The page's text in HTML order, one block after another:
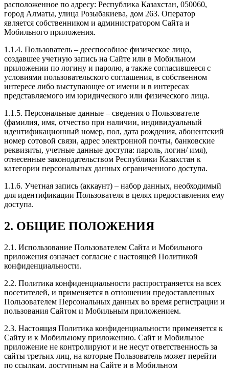
расположенное по адресу: Республика Казахстан, 050060,
город Алматы, улица Розыбакиева, дом 263. Оператор
является собственником и администратором Сайта и
Мобильного приложения.
1.1.4. Пользователь – дееспособное физическое лицо,
создавшее учетную запись на Сайте или в Мобильном
приложении по логину и паролю, а также согласившееся с
условиями пользовательского соглашения, в собственном
интересе либо выступающее от имени и в интересах
представляемого им юридического или физического лица.
1.1.5. Персональные данные – сведения о Пользователе
(фамилия, имя, отчество при наличии, индивидуальный
идентификационный номер, пол, дата рождения, абонентский
номер сотовой связи, адрес электронной почты, банковские
реквизиты, учетные данные доступа: пароль, логин/ имя),
отнесенные законодательством Республики Казахстан к
категории персональных данных ограниченного доступа.
1.1.6. Учетная запись (аккаунт) – набор данных, необходимый
для идентификации Пользователя в целях предоставления ему
доступа.
2. ОБЩИЕ ПОЛОЖЕНИЯ
2.1. Использование Пользователем Сайта и Мобильного
приложения означает согласие с настоящей Политикой
конфиденциальности.
2.2. Политика конфиденциальности распространяется на всех
посетителей, и применяется в отношении предоставленных
Пользователем Персональных данных во время регистрации и
пользования Сайтом и Мобильным приложением.
2.3. Настоящая Политика конфиденциальности применяется к
Сайту и к Мобильному приложению. Сайт и Мобильное
приложение не контролируют и не несут ответственность за
сайты третьих лиц, на которые Пользователь может перейти
по ссылкам, доступным на Сайте и в Мобильном